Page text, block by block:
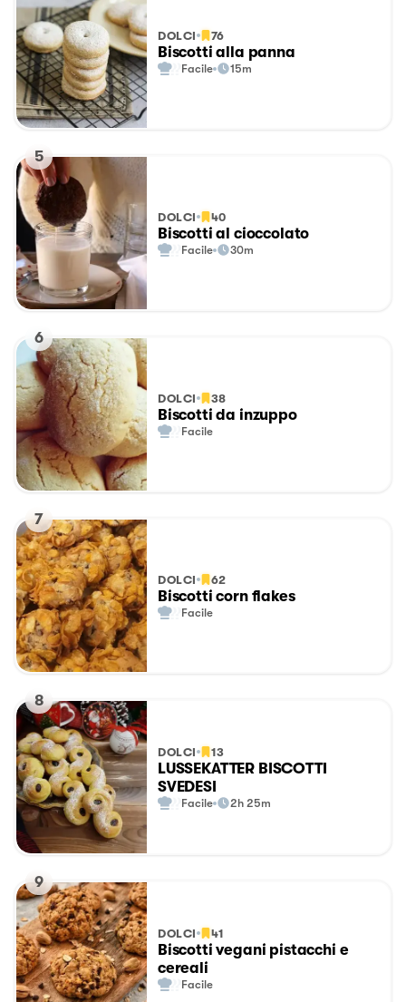
DOLCI 76
Biscotti alla panna
Facile 15m
5
DOLCI 40
Biscotti al cioccolato
Facile 30m
6
DOLCI 38
Biscotti da inzuppo
Facile
7
DOLCI 62
Biscotti corn flakes
Facile
8
DOLCI 13
LUSSEKATTER BISCOTTI
SVEDESI
Facile 2h 25m
9
DOLCI 41
Biscotti vegani pistacchi e
cereali
Facile